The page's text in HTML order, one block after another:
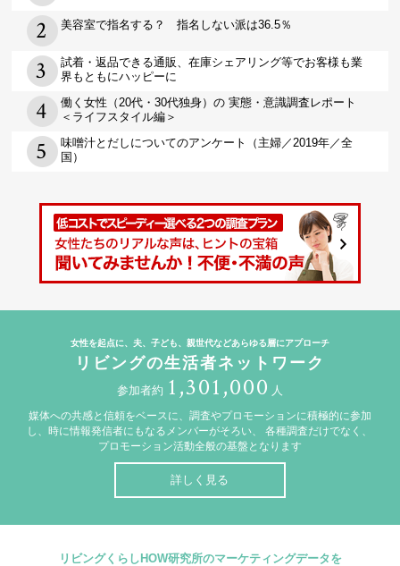
美容室で指名する？ 指名しない派は36.5％
試着・返品できる通販、在庫シェアリング等でお客様も業
界もともにハッピーに
働く女性（20代・30代独身）の 実態・意識調査レポート
＜ライフスタイル編＞
味噌汁とだしについてのアンケート（主婦／2019年／全
国）
女性を起点に、夫、子ども、親世代などあらゆる層にアプローチ
リビングの生活者ネットワーク
参加者約 1,301,000 人
媒体への共感と信頼をベースに、調査やプロモーションに積極的に参加
し、時に情報発信者にもなるメンバーがそろい、
各種調査だけでなく、
プロモーション活動全般の基盤となります
詳しく見る
リビングくらしHOW研究所のマーケティングデータを